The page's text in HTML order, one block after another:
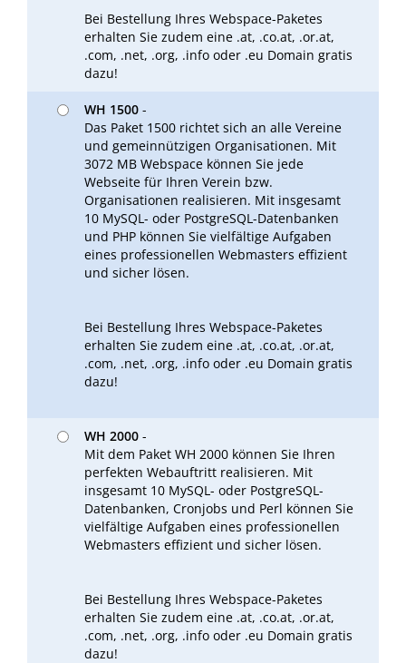
Bei Bestellung Ihres Webspace-Paketes
erhalten Sie zudem eine .at, .co.at, .or.at,
.com, .net, .org, .info oder .eu Domain gratis
dazu!
WH 1500 -
Das Paket 1500 richtet sich an alle Vereine
und gemeinnützigen Organisationen. Mit
3072 MB Webspace können Sie jede
Webseite für Ihren Verein bzw.
Organisationen realisieren. Mit insgesamt
10 MySQL- oder PostgreSQL-Datenbanken
und PHP können Sie vielfältige Aufgaben
eines professionellen Webmasters effizient
und sicher lösen.
Bei Bestellung Ihres Webspace-Paketes
erhalten Sie zudem eine .at, .co.at, .or.at,
.com, .net, .org, .info oder .eu Domain gratis
dazu!
WH 2000 -
Mit dem Paket WH 2000 können Sie Ihren
perfekten Webauftritt realisieren. Mit
insgesamt 10 MySQL- oder PostgreSQL-
Datenbanken, Cronjobs und Perl können Sie
vielfältige Aufgaben eines professionellen
Webmasters effizient und sicher lösen.
Bei Bestellung Ihres Webspace-Paketes
erhalten Sie zudem eine .at, .co.at, .or.at,
.com, .net, .org, .info oder .eu Domain gratis
dazu!